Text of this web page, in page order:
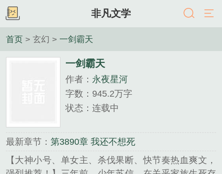
非凡文学
首页 > 玄幻 > 一剑霸天
一剑霸天
作者： 永夜星河
字数：945.2万字
状态：连载中
最新章节： 第3890章 我还不想死
【大神小号、单女主、杀伐果断、快节奏热血爽文，